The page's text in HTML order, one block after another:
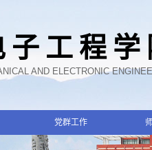
子工程
AND ELECTRONIC
党群工作